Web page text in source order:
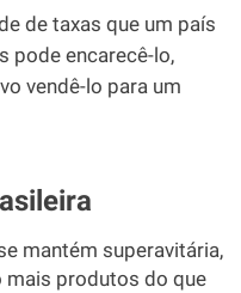
de taxas que um país
pode encarecê-lo,
vendê-lo para um
mantém superavitária,
mais produtos do que